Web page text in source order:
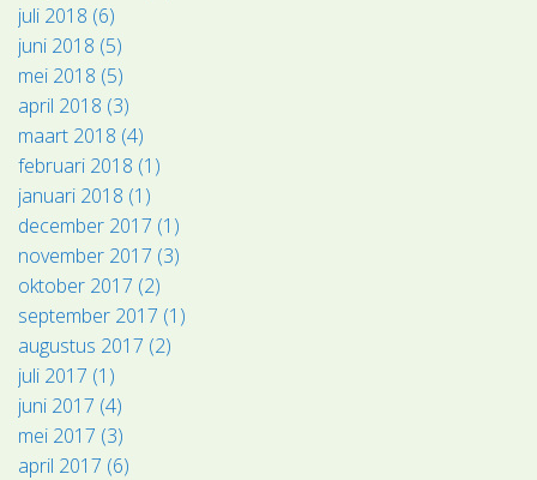
juli 2018 (6)
juni 2018 (5)
mei 2018 (5)
april 2018 (3)
maart 2018 (4)
februari 2018 (1)
januari 2018 (1)
december 2017 (1)
november 2017 (3)
oktober 2017 (2)
september 2017 (1)
augustus 2017 (2)
juli 2017 (1)
juni 2017 (4)
mei 2017 (3)
april 2017 (6)